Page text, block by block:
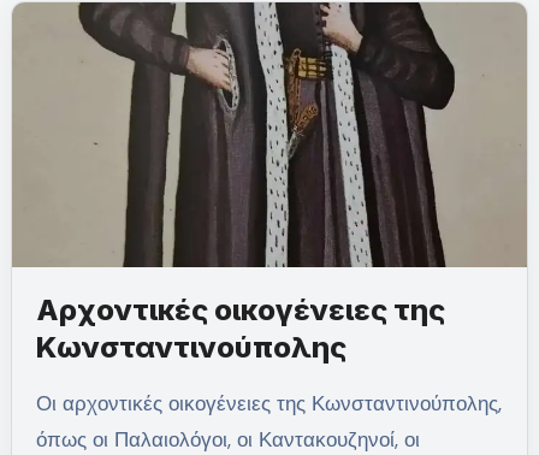
Αρχοντικές οικογένειες της
Κωνσταντινούπολης
Οι αρχοντικές οικογένειες της Κωνσταντινούπολης,
όπως οι Παλαιολόγοι, οι Καντακουζηνοί, οι